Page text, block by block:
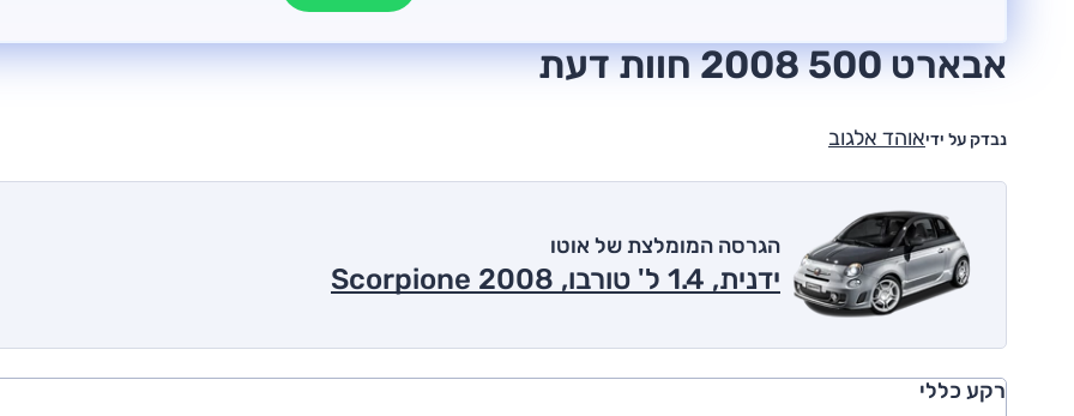
אבארט 500 2008 חוות דעת
נבדק על ידיאוהד אלגוב
הגרסה המומלצת של אוטו
ידנית, 1.4 ל' טורבו, Scorpione 2008
רקע כללי